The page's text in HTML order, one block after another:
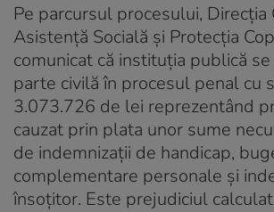
Pe parcursul procesului, Direcția
Asistență Socială și Protecția
comunicat că instituția publică
parte civilă în procesul penal cu
3.073.726 de lei reprezentând
cauzat prin plata unor sume
de indemnizații de handicap,
complementare personale și
însoțitor. Este prejudiciul